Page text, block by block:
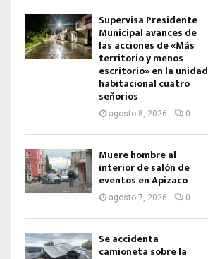
Supervisa Presidente
Municipal avances de
las acciones de «Más
territorio y menos
escritorio» en la unidad
habitacional cuatro
señorios
agosto 8, 2026 0
Muere hombre al
interior de salón de
eventos en Apizaco
agosto 7, 2026 0
Se accidenta
camioneta sobre la